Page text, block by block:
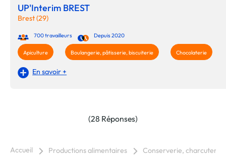
UP'Interim BREST
Brest (29)
700 travailleurs Depuis 2020
Apiculture Boulangerie, pâtisserie, biscuiterie Chocolaterie
En savoir +
(28 Réponses)
Accueil Productions alimentaires Conserverie, charcuterie,